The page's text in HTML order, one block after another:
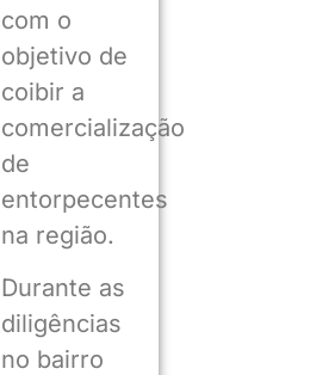
com o
objetivo de
coibir a
comercialização
de
entorpecentes
na região.
Durante as
diligências
no bairro